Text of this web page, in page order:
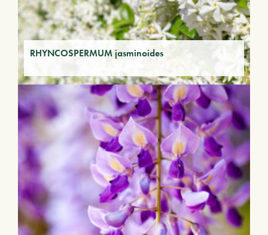
RHYNCOSPERMUM jasminoides